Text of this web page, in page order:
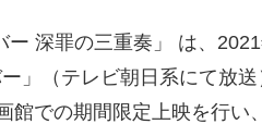
深罪の三重奏」 は、
」（テレビ朝日系にて放
館での期間限定上映を行い